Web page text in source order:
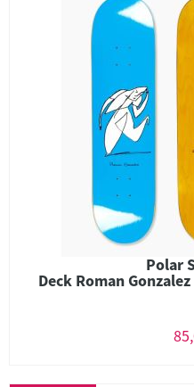
Polar
Deck Roman